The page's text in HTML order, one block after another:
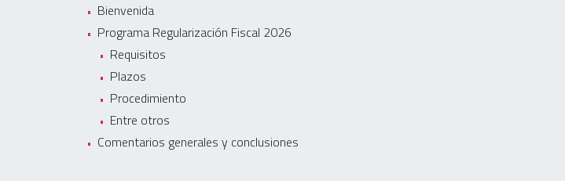
Bienvenida
Programa Regularización Fiscal 2026
Requisitos
Plazos
Procedimiento
Entre otros
Comentarios generales y conclusiones